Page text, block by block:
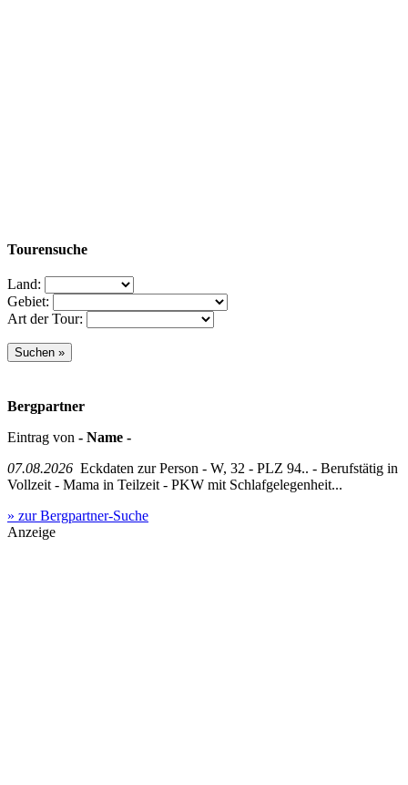
Tourensuche
Land:
Gebiet:
Art der Tour:
Bergpartner
Eintrag von - Name -
07.08.2026 Eckdaten zur Person - W, 32 - PLZ 94.. - Berufstätig in
Vollzeit - Mama in Teilzeit - PKW mit Schlafgelegenheit...
» zur Bergpartner-Suche
Anzeige